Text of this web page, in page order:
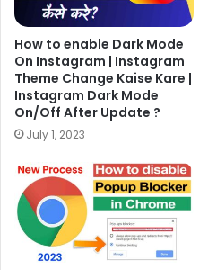
How to enable Dark Mode
On Instagram | Instagram
Theme Change Kaise Kare |
Instagram Dark Mode
On/Off After Update ?
July 1, 2023